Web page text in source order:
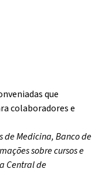
que
colaboradores e
de Medicina, Banco de
sobre cursos e
Central de